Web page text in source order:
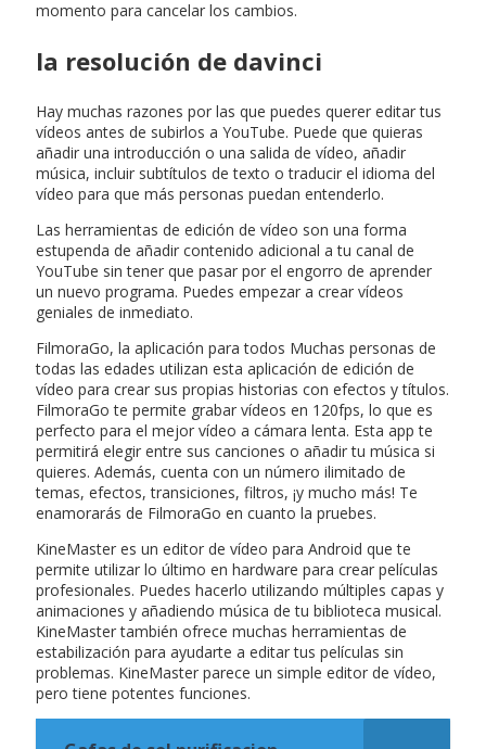
momento para cancelar los cambios.
la resolución de davinci
Hay muchas razones por las que puedes querer editar tus
vídeos antes de subirlos a YouTube. Puede que quieras
añadir una introducción o una salida de vídeo, añadir
música, incluir subtítulos de texto o traducir el idioma del
vídeo para que más personas puedan entenderlo.
Las herramientas de edición de vídeo son una forma
estupenda de añadir contenido adicional a tu canal de
YouTube sin tener que pasar por el engorro de aprender
un nuevo programa. Puedes empezar a crear vídeos
geniales de inmediato.
FilmoraGo, la aplicación para todos Muchas personas de
todas las edades utilizan esta aplicación de edición de
vídeo para crear sus propias historias con efectos y títulos.
FilmoraGo te permite grabar vídeos en 120fps, lo que es
perfecto para el mejor vídeo a cámara lenta. Esta app te
permitirá elegir entre sus canciones o añadir tu música si
quieres. Además, cuenta con un número ilimitado de
temas, efectos, transiciones, filtros, ¡y mucho más! Te
enamorarás de FilmoraGo en cuanto la pruebes.
KineMaster es un editor de vídeo para Android que te
permite utilizar lo último en hardware para crear películas
profesionales. Puedes hacerlo utilizando múltiples capas y
animaciones y añadiendo música de tu biblioteca musical.
KineMaster también ofrece muchas herramientas de
estabilización para ayudarte a editar tus películas sin
problemas. KineMaster parece un simple editor de vídeo,
pero tiene potentes funciones.